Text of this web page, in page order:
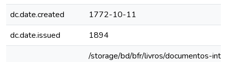
dc.date.created
1772-10-11
dc.date.issued
1894
/storage/bd/bfr/livros/documentos-